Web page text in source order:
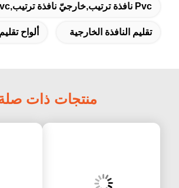
Pvc نافذة ترتيب,خارجيّ نافذة ترتيب,pvc ترتيب لوح
تقليم النافذة الخارجية ألواح تقليم PVC
منتجات ذات صلة